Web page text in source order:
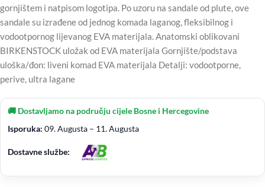
gornjištem i natpisom logotipa. Po uzoru na sandale od plute, ove
sandale su izrađene od jednog komada laganog, fleksibilnog i
vodootpornog lijevanog EVA materijala. Anatomski oblikovani
BIRKENSTOCK uložak od EVA materijala Gornjište/podstava
uloška/đon: liveni komad EVA materijala Detalji: vodootporne,
perive, ultra lagane
🚚 Dostavljamo na području cijele Bosne i Hercegovine
Isporuka: 09. Augusta – 11. Augusta
Dostavne službe: